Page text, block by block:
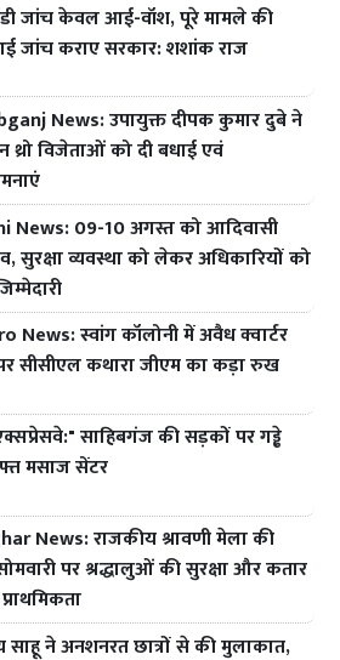
जांच केवल आई-वॉश, पूरे मामले की
जांच कराए सरकार: शशांक राज
News: उपायुक्त दीपक कुमार दुबे ने
थ्रो विजेताओं को दी बधाई एवं
News: 09-10 अगस्त को आदिवासी
सुरक्षा व्यवस्था को लेकर अधिकारियों को
News: स्वांग कॉलोनी में अवैध क्वार्टर
सीसीएल कथारा जीएम का कड़ा रुख
साहिबगंज की सड़कों पर गड्ढे
मसाज सेंटर
News: राजकीय श्रावणी मेला की
पर श्रद्धालुओं की सुरक्षा और कतार
साहू ने अनशनरत छात्रों से की मुलाकात,